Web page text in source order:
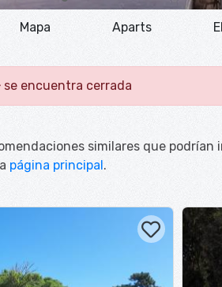
Mapa Aparts
se encuentra cerrada
similares que
página principal.